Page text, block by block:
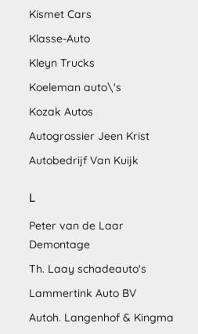
Kismet Cars
Klasse-Auto
Kleyn Trucks
Koeleman auto\'s
Kozak Autos
Autogrossier Jeen Krist
Autobedrijf Van Kuijk
L
Peter van de Laar
Demontage
Th. Laay schadeauto's
Lammertink Auto BV
Autoh. Langenhof & Kingma